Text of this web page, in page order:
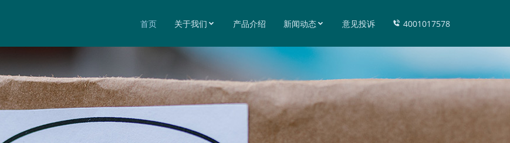
首页 关于我们 产品介绍 新闻动态 意见投诉 4001017578